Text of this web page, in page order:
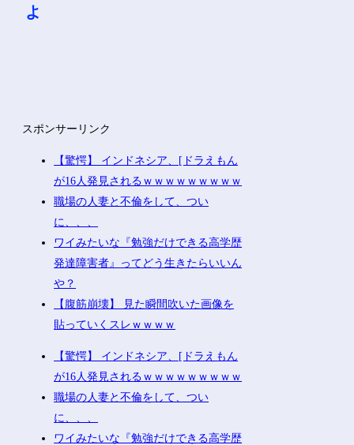
よ
スポンサーリンク
【驚愕】 インドネシア、[ドラえもん
が16人発見されるｗｗｗｗｗｗｗｗｗ
職場の人妻と不倫をして、つい
に、、、
ワイみたいな『勉強だけできる高学歴
発達障害者』ってどう生きたらいいん
や？
【腹筋崩壊】 見た瞬間吹いた画像を
貼っていくスレｗｗｗｗ
【驚愕】 インドネシア、[ドラえもん
が16人発見されるｗｗｗｗｗｗｗｗｗ
職場の人妻と不倫をして、つい
に、、、
ワイみたいな『勉強だけできる高学歴